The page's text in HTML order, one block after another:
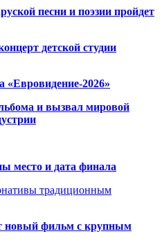
песни и поэзии пройдет
детской студии
2026»
и вызвал мировой
место и дата финала
традиционным
новый фильм с крупным